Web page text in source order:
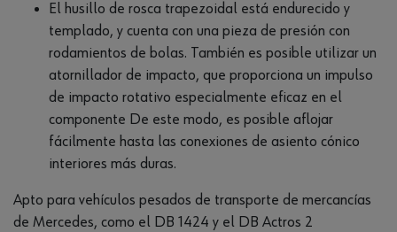
El husillo de rosca trapezoidal está endurecido y
templado, y cuenta con una pieza de presión con
rodamientos de bolas. También es posible utilizar un
atornillador de impacto, que proporciona un impulso
de impacto rotativo especialmente eficaz en el
componente De este modo, es posible aflojar
fácilmente hasta las conexiones de asiento cónico
interiores más duras.
Apto para vehículos pesados de transporte de mercancías
de Mercedes, como el DB 1424 y el DB Actros 2